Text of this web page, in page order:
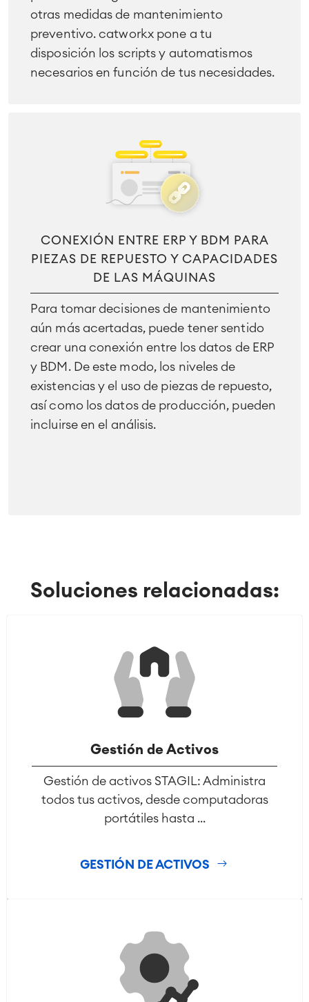
Oficina Virtual
Integration
Inteligencia Artificial
Atlassian Backup & Restore
RECURSOS
■
■
■
■
otras medidas de mantenimiento
preventivo. catworkx pone a tu
disposición los scripts y automatismos
necesarios en función de tus necesidades.
CONEXIÓN ENTRE ERP Y BDM PARA
PIEZAS DE REPUESTO Y CAPACIDADES
DE LAS MÁQUINAS
Para tomar decisiones de mantenimiento
aún más acertadas, puede tener sentido
crear una conexión entre los datos de ERP
y BDM. De este modo, los niveles de
existencias y el uso de piezas de repuesto,
así como los datos de producción, pueden
incluirse en el análisis.
Soluciones relacionadas:
Gestión de Activos
Gestión de activos STAGIL: Administra
todos tus activos, desde computadoras
portátiles hasta ...
GESTIÓN DE ACTIVOS